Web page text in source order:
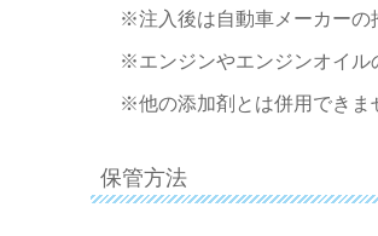
※注入後は自動車メーカーの
※エンジンやエンジンオイル
※他の添加剤とは併用できま
保管方法